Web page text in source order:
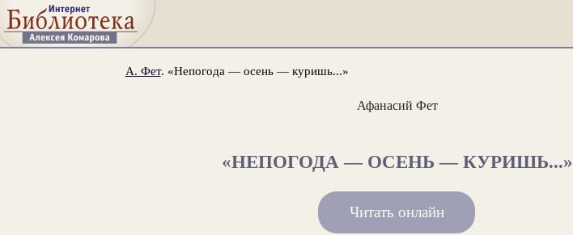
А. Фет. «Непогода — осень — куришь...»
Афанасий Фет
«НЕПОГОДА — ОСЕНЬ — КУРИШЬ...»
Читать онлайн